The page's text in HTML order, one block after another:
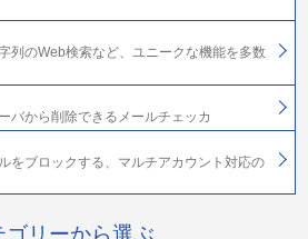
列のWeb検索など、ユニークな機能を多数
バから削除できるメールチェッカ
をブロックする、マルチアカウント対応の
ゴリーから選ぶ